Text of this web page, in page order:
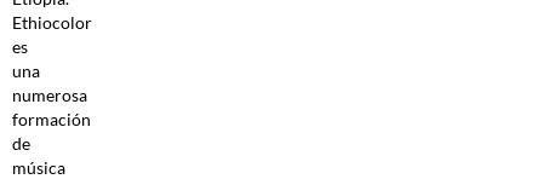
Ethiocolor
es
una
numerosa
formación
de
música